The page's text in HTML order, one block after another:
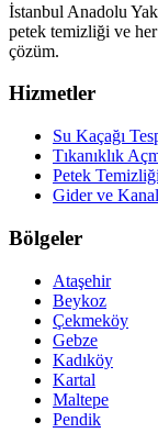
İstanbul Anadolu
petek temizliği ve
çözüm.
Hizmetler
Su Kaçağı
Tıkanıklık
Petek Temizliği
Gider ve
Bölgeler
Ataşehir
Beykoz
Çekmeköy
Gebze
Kadıköy
Kartal
Maltepe
Pendik